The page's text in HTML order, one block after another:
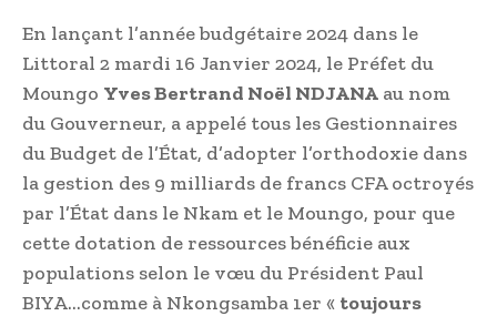
En lançant l’année budgétaire 2024 dans le
Littoral 2 mardi 16 Janvier 2024, le Préfet du
Moungo Yves Bertrand Noël NDJANA au nom
du Gouverneur, a appelé tous les Gestionnaires
du Budget de l’État, d’adopter l’orthodoxie dans
la gestion des 9 milliards de francs CFA octroyés
par l’État dans le Nkam et le Moungo, pour que
cette dotation de ressources bénéficie aux
populations selon le vœu du Président Paul
BIYA…comme à Nkongsamba 1er « toujours